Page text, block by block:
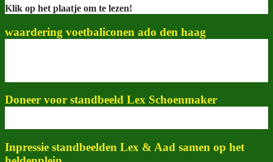
Klik op het plaatje om te lezen!
waardering voetbaliconen ado den haag
Doneer voor standbeeld Lex Schoenmaker
Inpressie standbeelden Lex & Aad samen op het